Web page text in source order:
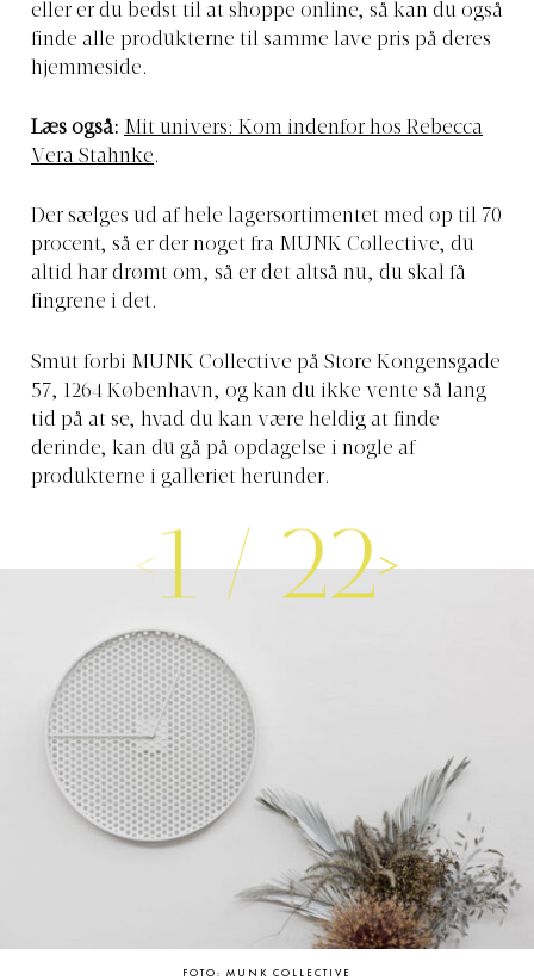
eller er du bedst til at shoppe online, så kan du også
finde alle produkterne til samme lave pris på deres
hjemmeside.
Læs også: Mit univers: Kom indenfor hos Rebecca
Vera Stahnke.
Der sælges ud af hele lagersortimentet med op til 70
procent, så er der noget fra MUNK Collective, du
altid har drømt om, så er det altså nu, du skal få
fingrene i det.
Smut forbi MUNK Collective på Store Kongensgade
57, 1264 København, og kan du ikke vente så lang
tid på at se, hvad du kan være heldig at finde
derinde, kan du gå på opdagelse i nogle af
produkterne i galleriet herunder.
1/22
FOTO: MUNK COLLECTIVE